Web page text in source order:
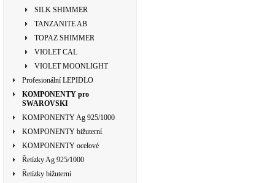
SILK SHIMMER
TANZANITE AB
TOPAZ SHIMMER
VIOLET CAL
VIOLET MOONLIGHT
Profesionální LEPIDLO
KOMPONENTY pro
SWAROVSKI
KOMPONENTY Ag 925/1000
KOMPONENTY bižuterní
KOMPONENTY ocelové
Řetízky Ag 925/1000
Řetízky bižuterní